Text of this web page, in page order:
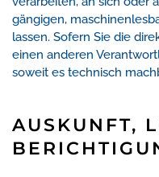
gängigen,
lassen. Sofern Sie die
einen anderen
soweit es technisch
AUSKUNFT,